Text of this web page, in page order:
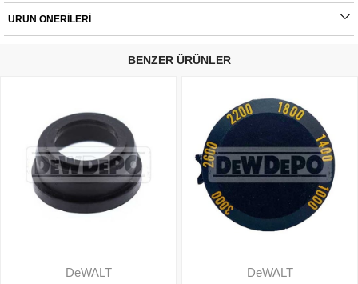
Ürünlerin değişim süreçlerindeki kargo bedelleri müşteriye aittir.
ÜRÜN ÖNERILERI
BENZER ÜRÜNLER
DeWALT DeWALT